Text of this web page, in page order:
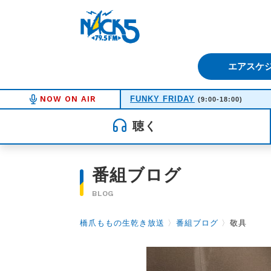
エアスケ
NOW ON AIR FUNKY FRIDAY (9:00-18:00)
聴く
番組ブログ
BLOG
橋爪ももの生乾き放送 〉 番組ブログ 〉 敬具